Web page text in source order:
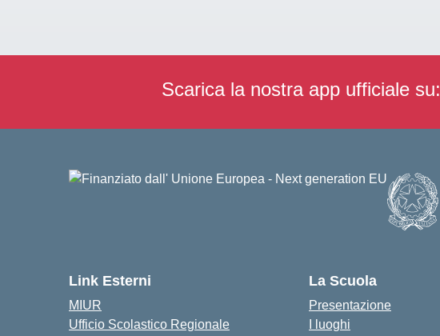
Scarica la nostra app ufficiale su:
Link Esterni
MIUR
Ufficio Scolastico Regionale
La Scuola
Presentazione
I luoghi